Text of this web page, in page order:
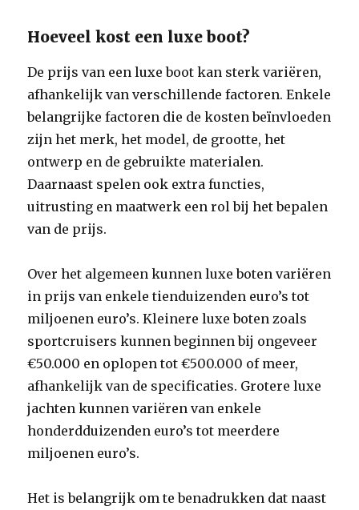
Hoeveel kost een luxe boot?
De prijs van een luxe boot kan sterk variëren,
afhankelijk van verschillende factoren. Enkele
belangrijke factoren die de kosten beïnvloeden
zijn het merk, het model, de grootte, het
ontwerp en de gebruikte materialen.
Daarnaast spelen ook extra functies,
uitrusting en maatwerk een rol bij het bepalen
van de prijs.
Over het algemeen kunnen luxe boten variëren
in prijs van enkele tienduizenden euro’s tot
miljoenen euro’s. Kleinere luxe boten zoals
sportcruisers kunnen beginnen bij ongeveer
€50.000 en oplopen tot €500.000 of meer,
afhankelijk van de specificaties. Grotere luxe
jachten kunnen variëren van enkele
honderdduizenden euro’s tot meerdere
miljoenen euro’s.
Het is belangrijk om te benadrukken dat naast